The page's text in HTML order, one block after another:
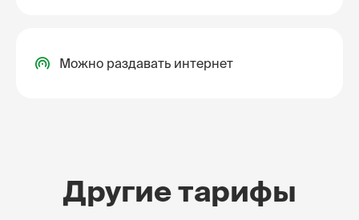
Можно раздавать интернет
Другие тарифы